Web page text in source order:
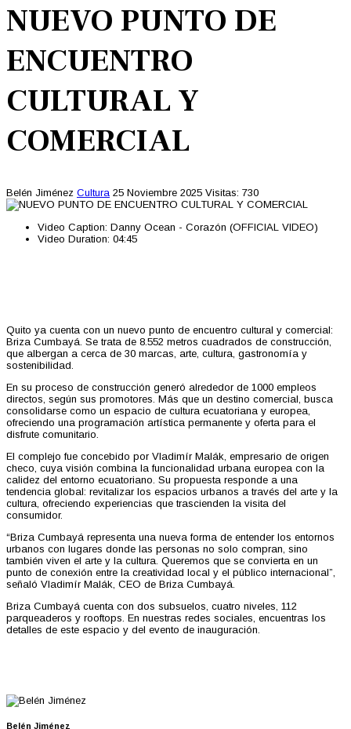
NUEVO PUNTO DE
ENCUENTRO
CULTURAL Y
COMERCIAL
Belén Jiménez Cultura 25 Noviembre 2025 Visitas: 730
Video Caption: Danny Ocean - Corazón (OFFICIAL VIDEO)
Video Duration: 04:45
Quito ya cuenta con un nuevo punto de encuentro cultural y comercial:
Briza Cumbayá. Se trata de 8.552 metros cuadrados de construcción,
que albergan a cerca de 30 marcas, arte, cultura, gastronomía y
sostenibilidad.
En su proceso de construcción generó alrededor de 1000 empleos
directos, según sus promotores. Más que un destino comercial, busca
consolidarse como un espacio de cultura ecuatoriana y europea,
ofreciendo una programación artística permanente y oferta para el
disfrute comunitario.
El complejo fue concebido por Vladimír Malák, empresario de origen
checo, cuya visión combina la funcionalidad urbana europea con la
calidez del entorno ecuatoriano. Su propuesta responde a una
tendencia global: revitalizar los espacios urbanos a través del arte y la
cultura, ofreciendo experiencias que trascienden la visita del
consumidor.
“Briza Cumbayá representa una nueva forma de entender los entornos
urbanos con lugares donde las personas no solo compran, sino
también viven el arte y la cultura. Queremos que se convierta en un
punto de conexión entre la creatividad local y el público internacional”,
señaló Vladimír Malák, CEO de Briza Cumbayá.
Briza Cumbayá cuenta con dos subsuelos, cuatro niveles, 112
parqueaderos y rooftops. En nuestras redes sociales, encuentras los
detalles de este espacio y del evento de inauguración.
Belén Jiménez